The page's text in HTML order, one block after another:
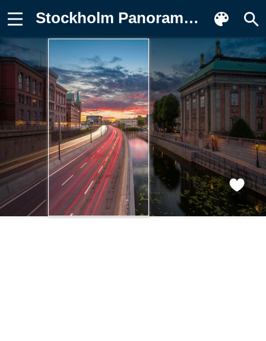
Stockholm Panorama, Швеция, Стокгольм Обои для телефона